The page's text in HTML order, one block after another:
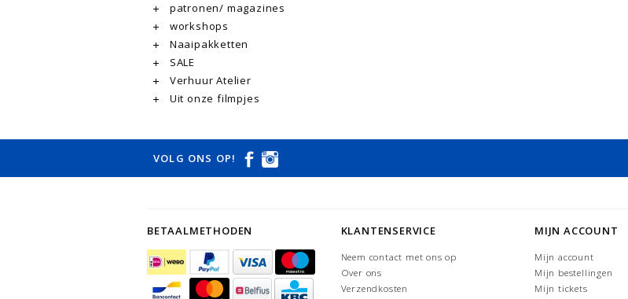
patronen/ magazines
workshops
Naaipakketten
SALE
Verhuur Atelier
Uit onze filmpjes
VOLG ONS OP!
BETAALMETHODEN KLANTENSERVICE
Neem contact met ons op
Over ons
Verzendkosten
MIJN ACCOUNT
Mijn account
Mijn bestellingen
Mijn tickets